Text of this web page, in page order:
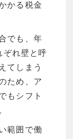
かる税金
でも、年
ぞれ壁と呼
てしまう
ため、ア
もシフト
範囲で働